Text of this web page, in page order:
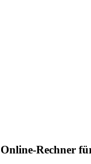
Online-Rechner